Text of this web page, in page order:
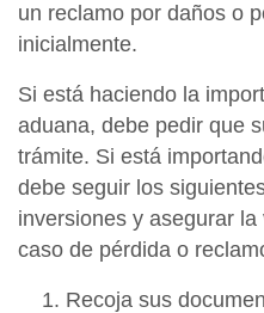
un reclamo por daños o
inicialmente.
Si está haciendo la
aduana, debe pedir que
trámite. Si está
debe seguir los
inversiones y asegurar
caso de pérdida o
Recoja sus